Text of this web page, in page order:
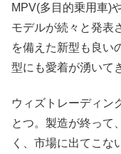
MPV(多目的乗用車)
モデルが続々と発表
を備えた新型も良い
型にも愛着が湧いて
ウィズトレーディン
とつ。製造が終って
く、市場に出てこな